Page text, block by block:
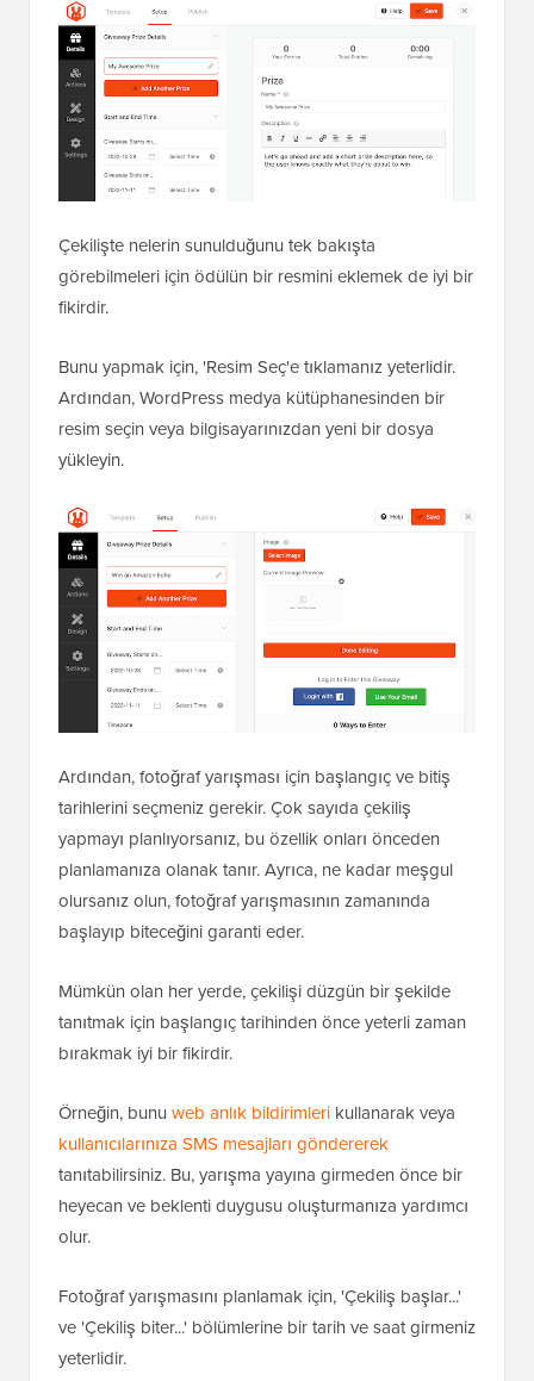
Çekilişte nelerin sunulduğunu tek bakışta
görebilmeleri için ödülün bir resmini eklemek de iyi bir
fikirdir.
Bunu yapmak için, 'Resim Seç'e tıklamanız yeterlidir.
Ardından, WordPress medya kütüphanesinden bir
resim seçin veya bilgisayarınızdan yeni bir dosya
yükleyin.
Ardından, fotoğraf yarışması için başlangıç ve bitiş
tarihlerini seçmeniz gerekir. Çok sayıda çekiliş
yapmayı planlıyorsanız, bu özellik onları önceden
planlamanıza olanak tanır. Ayrıca, ne kadar meşgul
olursanız olun, fotoğraf yarışmasının zamanında
başlayıp biteceğini garanti eder.
Mümkün olan her yerde, çekilişi düzgün bir şekilde
tanıtmak için başlangıç tarihinden önce yeterli zaman
bırakmak iyi bir fikirdir.
Örneğin, bunu web anlık bildirimleri kullanarak veya
kullanıcılarınıza SMS mesajları göndererek
tanıtabilirsiniz. Bu, yarışma yayına girmeden önce bir
heyecan ve beklenti duygusu oluşturmanıza yardımcı
olur.
Fotoğraf yarışmasını planlamak için, 'Çekiliş başlar...'
ve 'Çekiliş biter...' bölümlerine bir tarih ve saat girmeniz
yeterlidir.